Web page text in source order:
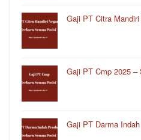
Gaji PT Citra
Gaji PT Cmp 2025 –
Gaji PT Darma